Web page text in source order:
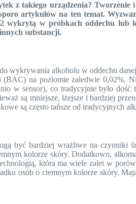
z takiego urządzenia?
artykułów na ten temat.
w próbkach oddechu lub
substancji.
wykrywania alkoholu w oddechu
na poziomie zaledwie 0,02%.
w sensor), co tradycyjnie było
są mniejsze, lżejsze i bardziej
są często tańsze od tradycyjnych
być bardziej wrażliwe na czynniki
kolorze skóry. Dodatkowo,
która ma wiele zalet w
osób o ciemnym kolorze skóry.